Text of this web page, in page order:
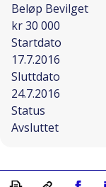
Beløp Bevilget
kr 30 000
Startdato
17.7.2016
Sluttdato
24.7.2016
Status
Avsluttet
Skriv ut Kopiera länk
Del på